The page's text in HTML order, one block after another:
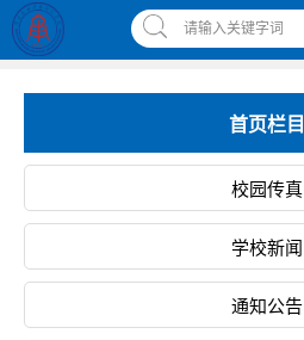
南昌应用技术师范学院，助你圆梦!
| 网上缴费平台
请输入关键字词
首页栏目
校园传真
学校新闻
通知公告